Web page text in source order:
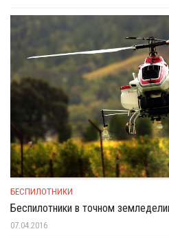
БЕСПИЛОТНИКИ
Беспилотники в точном
07.04.2016